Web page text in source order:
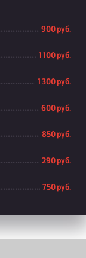
900 руб.
1 100 руб.
1 300 руб.
600 руб.
850 руб.
290 руб.
750 руб.